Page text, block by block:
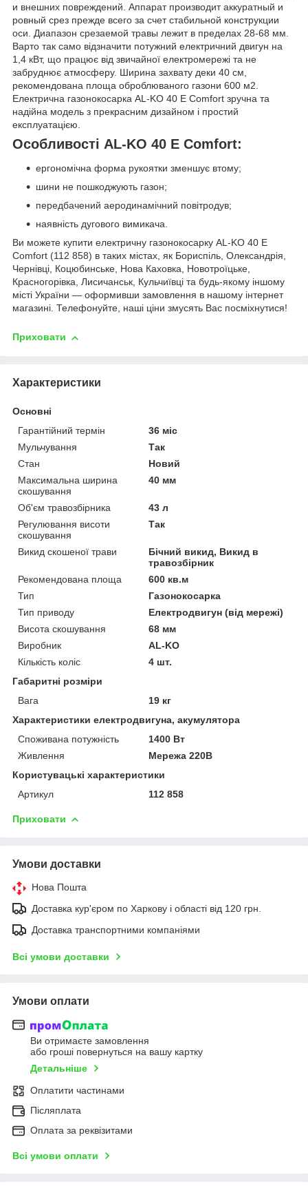
и внешних повреждений. Аппарат производит аккуратный и
ровный срез прежде всего за счет стабильной конструкции
оси. Диапазон срезаемой травы лежит в пределах 28-68 мм.
Варто так само відзначити потужний електричний двигун на
1,4 кВт, що працює від звичайної електромережі та не
забруднює атмосферу. Ширина захвату деки 40 см,
рекомендована площа оброблюваного газони 600 м2.
Електрична газонокосарка AL-KO 40 E Comfort зручна та
надійна модель з прекрасним дизайном і простий
експлуатацією.
Особливості AL-KO 40 E Comfort:
ергономічна форма рукоятки зменшує втому;
шини не пошкоджують газон;
передбачений аеродинамічний повітродув;
наявність дугового вимикача.
Ви можете купити електричну газонокосарку AL-KO 40 E
Comfort (112 858) в таких містах, як Бориспіль, Олександрія,
Чернівці, Коцюбинське, Нова Каховка, Новотроїцьке,
Красногорівка, Лисичанськ, Кульчиївці та будь-якому іншому
місті України ― оформивши замовлення в нашому інтернет
магазині. Телефонуйте, наші ціни змусять Вас посміхнутися!
Приховати
Характеристики
Основні
Гарантійний термін
36 міс
Мульчування
Так
Стан
Новий
Максимальна ширина
скошування
40 мм
Об'єм травозбірника
43 л
Регулювання висоти
скошування
Так
Викид скошеної трави
Бічний викид, Викид в
травозбірник
Рекомендована площа
600 кв.м
Тип
Газонокосарка
Тип приводу
Електродвигун (від мережі)
Висота скошування
68 мм
Виробник
AL-KO
Кількість коліс
4 шт.
Габаритні розміри
Вага
19 кг
Характеристики електродвигуна, акумулятора
Споживана потужність
1400 Вт
Живлення
Мережа 220В
Користувацькі характеристики
Артикул
112 858
Приховати
Умови доставки
Нова Пошта
Доставка кур'єром по Харкову і області від 120 грн.
Доставка транспортними компаніями
Всі умови доставки
Умови оплати
Ви отримаєте замовлення
або гроші повернуться на вашу картку
Детальніше
Оплатити частинами
Післяплата
Оплата за реквізитами
Всі умови оплати